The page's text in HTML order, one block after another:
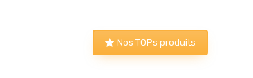
Nos TOPs produits